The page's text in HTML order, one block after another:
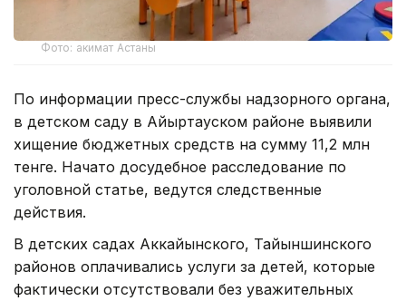
Фото: акимат Астаны
По информации пресс-службы надзорного органа,
в детском саду в Айыртауском районе выявили
хищение бюджетных средств на сумму 11,2 млн
тенге. Начато досудебное расследование по
уголовной статье, ведутся следственные
действия.
В детских садах Аккайынского, Тайыншинского
районов оплачивались услуги за детей, которые
фактически отсутствовали без уважительных